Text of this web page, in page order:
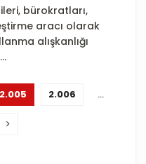
bürokratları,
aracı olarak
alışkanlığı
2.005 2.006 …